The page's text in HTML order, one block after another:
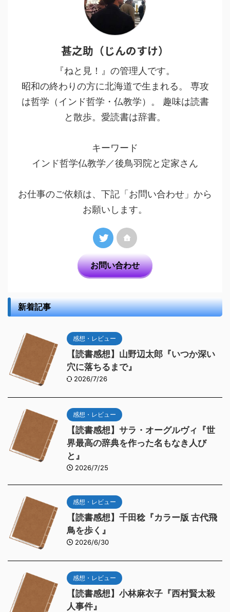
甚之助（じんのすけ）
『ねと見！』の管理人です。
昭和の終わりの方に北海道で生まれる。 専攻
は哲学（インド哲学・仏教学）。 趣味は読書
と散歩。愛読書は辞書。
キーワード
インド哲学仏教学／後鳥羽院と定家さん
お仕事のご依頼は、下記「お問い合わせ」から
お願いします。
お問い合わせ
新着記事
感想・レビュー
【読書感想】山野辺太郎『いつか深い
穴に落ちるまで』
2026/7/26
感想・レビュー
【読書感想】サラ・オーグルヴィ『世
界最高の辞典を作った名もなき人び
と』
2026/7/25
感想・レビュー
【読書感想】千田稔『カラー版 古代飛
鳥を歩く』
2026/6/30
感想・レビュー
【読書感想】小林麻衣子『西村賢太殺
人事件』